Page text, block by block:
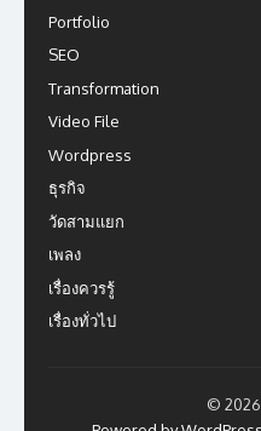
Portfolio
SEO
Transformation
Video File
Wordpress
ธุรกิจ
วัดสามแยก
เพลง
เรื่องควรรู้
เรื่องทั่วไป
©